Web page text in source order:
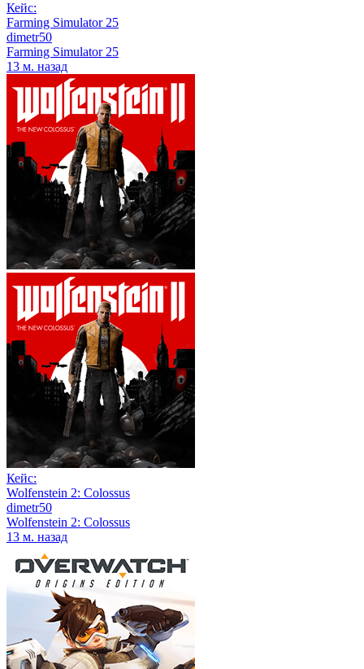
Кейс:
Farming Simulator 25
dimetr50
Farming Simulator 25
13 м. назад
Кейс:
Wolfenstein 2: Colossus
dimetr50
Wolfenstein 2: Colossus
13 м. назад